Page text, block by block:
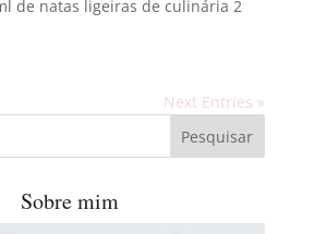
de natas ligeiras de culinária 2
Next Entries »
Sobre mim